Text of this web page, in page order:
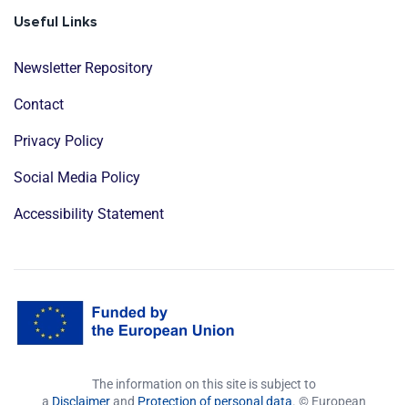
Useful Links
Newsletter Repository
Contact
Privacy Policy
Social Media Policy
Accessibility Statement
The information on this site is subject to
a Disclaimerand Protection of personal data. © European